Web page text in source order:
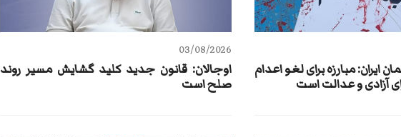
ایران: مبارزه برای لغو اعدام
آزادی و عدالت است
03/08/2026
اوجالان: قانون جدید کلید گشایش مسیر روند
صلح است